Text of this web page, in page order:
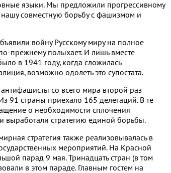
языки. Мы предложили прогрессивному
нашу совместную борьбу с фашизмом и
войну Русскому миру на полное
прежнему полыхает. И лишь вместе
в 1941 году, когда сложилась
возможно одолеть это супостата.
со всего мира второй раз
91 страны приехало 165 делегаций. В те
о необходимости сплочения
выработали стратегию единой борьбы.
стратегия также реализовывалась в
мероприятий. На Красной
парад 9 мая. Тринадцать стран (в том
в этом параде. Главным гостем на